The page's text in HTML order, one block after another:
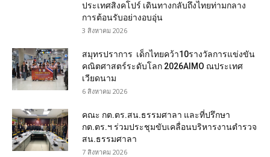
ประเทศสิงคโปร์ เดินทางกลับถึงไทยท่ามกลาง
การต้อนรับอย่างอบอุ่น
3 สิงหาคม 2026
สมุทรปราการ เด็กไทยคว้า10รางวัลการแข่งขัน
คณิตศาสตร์ระดับโลก 2026AIMO ณประเทศ
เวียดนาม
6 สิงหาคม 2026
คณะ กต.ตร.สน.ธรรมศาลา และที่ปรึกษา
กต.ตร.ฯ ร่วมประชุมขับเคลื่อนบริหารงานตำรวจ
สน.ธรรมศาลา
7 สิงหาคม 2026